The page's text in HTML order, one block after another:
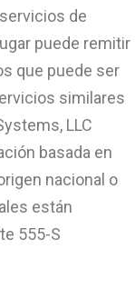
de
puede remitir
que puede ser
similares
LLC
basada en
nacional o
están
555-S